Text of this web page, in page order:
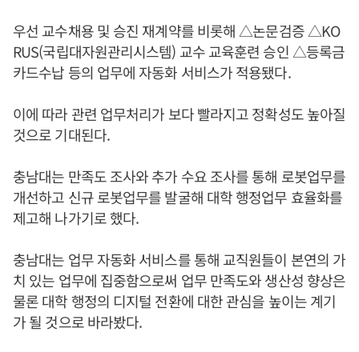
우선 교수채용 및 승진 재계약를 비롯해 △논문검증 △KO
RUS(국립대자원관리시스템) 교수 교육훈련 승인 △등록금
카드수납 등의 업무에 자동화 서비스가 적용됐다.
이에 따라 관련 업무처리가 보다 빨라지고 정확성도 높아질
것으로 기대된다.
충남대는 만족도 조사와 추가 수요 조사를 통해 로봇업무를
개선하고 신규 로봇업무를 발굴해 대학 행정업무 효율화를
제고해 나가기로 했다.
충남대는 업무 자동화 서비스를 통해 교직원들이 본연의 가
치 있는 업무에 집중함으로써 업무 만족도와 생산성 향상은
물론 대학 행정의 디지털 전환에 대한 관심을 높이는 계기
가 될 것으로 바라봤다.